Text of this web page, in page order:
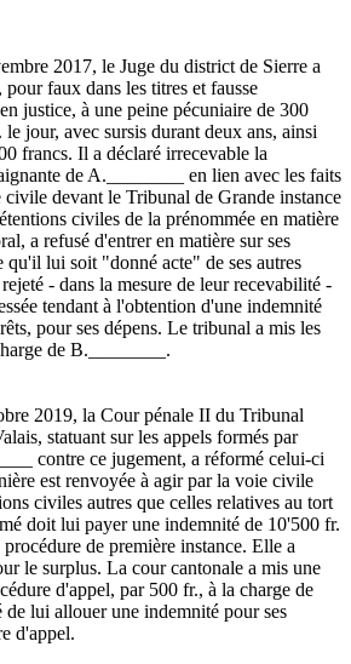
2017, le Juge du district de Sierre a
faux dans les titres et fausse
justice, à une peine pécuniaire de 300
jour, avec sursis durant deux ans, ainsi
francs. Il a déclaré irrecevable la
de A.________ en lien avec les faits
civile devant le Tribunal de Grande instance
civiles de la prénommée en matière
a refusé d'entrer en matière sur ses
qu'il lui soit "donné acte" de ses autres
- dans la mesure de leur recevabilité -
tendant à l'obtention d'une indemnité
pour ses dépens. Le tribunal a mis les
de B.________.
2019, la Cour pénale II du Tribunal
statuant sur les appels formés par
contre ce jugement, a réformé celui-ci
est renvoyée à agir par la voie civile
civiles autres que celles relatives au tort
doit lui payer une indemnité de 10'500 fr.
de première instance. Elle a
le surplus. La cour cantonale a mis une
d'appel, par 500 fr., à la charge de
lui allouer une indemnité pour ses
d'appel.